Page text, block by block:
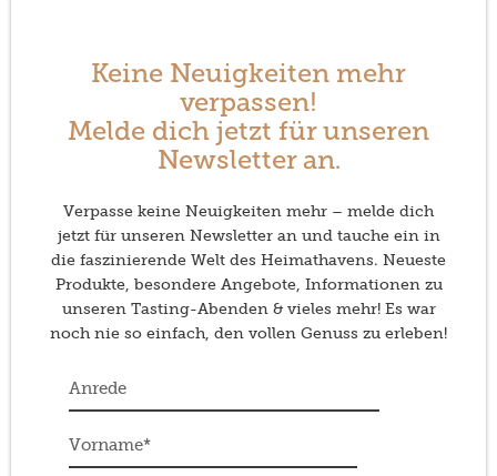
Keine Neuigkeiten mehr
verpassen!
Melde dich jetzt für unseren
Newsletter an.
Verpasse keine Neuigkeiten mehr – melde dich
jetzt für unseren Newsletter an und tauche ein in
die faszinierende Welt des Heimathavens. Neueste
Produkte, besondere Angebote, Informationen zu
unseren Tasting-Abenden & vieles mehr! Es war
noch nie so einfach, den vollen Genuss zu erleben!